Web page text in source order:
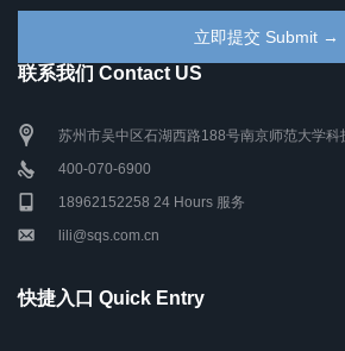
联系我们 Contact US
苏州市吴中区石湖西路188号南京师范大学科
400-070-6900
18962152258 24 Hours 服务
lili@sqs.com.cn
快捷入口 Quick Entry